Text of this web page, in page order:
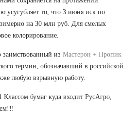
усугубляет то, что 3 июня иск по
на 30 млн руб. Для смелых
колорирование.
из Мастерон + Пропик
термин, обозначавший в российской
любую взрывную работу.
бумаг куда входит РусАгро,